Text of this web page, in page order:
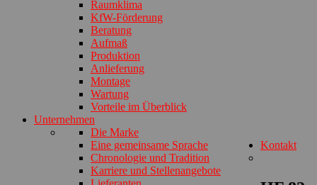
Raumklima
KfW-Förderung
Beratung
Aufmaß
Produktion
Anlieferung
Montage
Wartung
Vorteile im Überblick
Unternehmen
Die Marke
Eine gemeinsame Sprache
Chronologie und Tradition
Karriere und Stellenangebote
Kontakt